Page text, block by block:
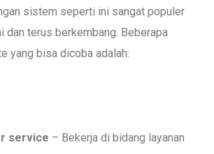
sistem seperti ini sangat populer
dan terus berkembang. Beberapa
yang bisa dicoba adalah:
service – Bekerja di bidang layanan